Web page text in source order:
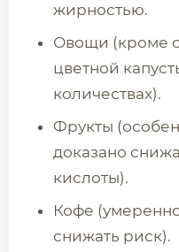
жирностью.
Овощи (кроме
цветной
количествах).
Фрукты
доказано
кислоты).
Кофе
снижать риск).